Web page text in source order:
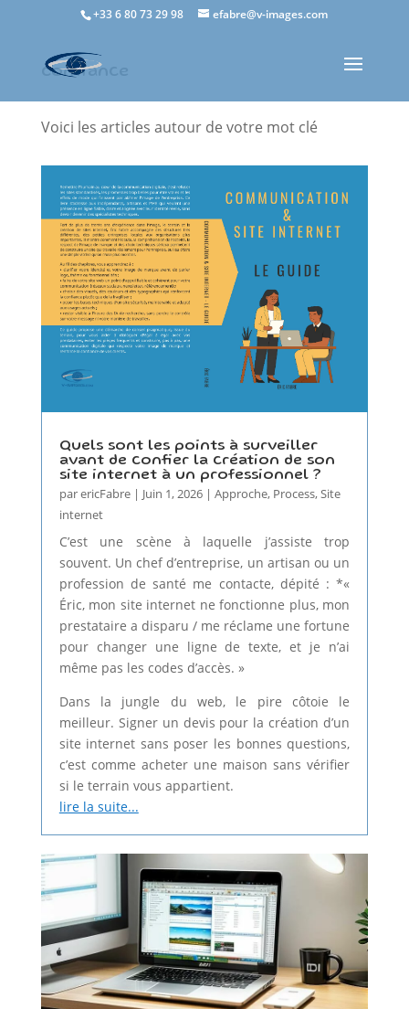
+33 6 80 73 29 98 efabre@v-images.com
confiance
Voici les articles autour de votre mot clé
Quels sont les points à surveiller
avant de confier la création de son
site internet à un professionnel ?
parericFabre| Juin 1, 2026| Approche, Process,Site
internet
C’est une scène à laquelle j’assiste trop
souvent. Un chef d’entreprise, un artisan ou un
profession de santé me contacte, dépité : *«
Éric, mon site internet ne fonctionne plus, mon
prestataire a disparu / me réclame une fortune
pour changer une ligne de texte, et je n’ai
même pas les codes d’accès. »
Dans la jungle du web, le pire côtoie le
meilleur. Signer un devis pour la création d’un
site internet sans poser les bonnes questions,
c’est comme acheter une maison sans vérifier
si le terrain vous appartient.
lire la suite...